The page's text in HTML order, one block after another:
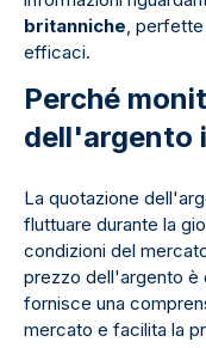
britanniche,
efficaci.
Perché
dell'argento
La quotazione
fluttuare durante la
condizioni del
prezzo dell'argento è
fornisce una
mercato e facilita la